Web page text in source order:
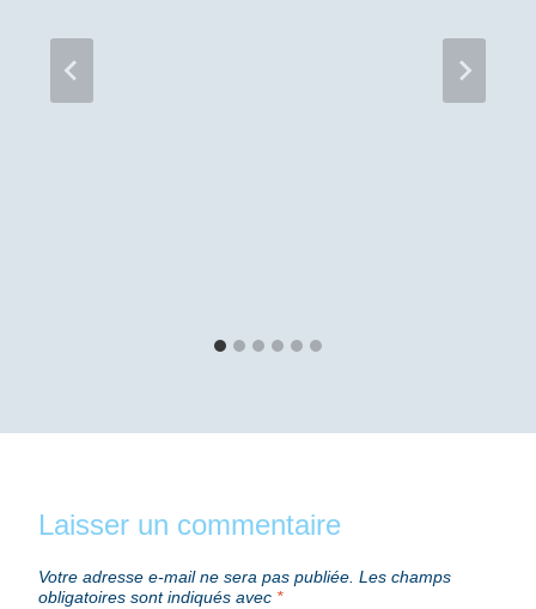
Laisser un commentaire
Votre adresse e-mail ne sera pas publiée. Les champs
obligatoires sont indiqués avec *